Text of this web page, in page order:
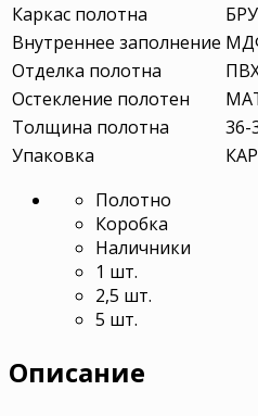
Каркас полотна
Внутреннее заполнение
Отделка полотна
Остекление полотен
Толщина полотна
Упаковка
Полотно
Коробка
Наличники
1 шт.
2,5 шт.
5 шт.
Описание